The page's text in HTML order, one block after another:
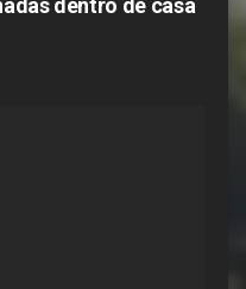
dentro de casa